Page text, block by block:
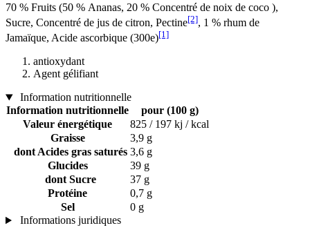
70 % Fruits (50 % Ananas, 20 % Concentré de noix de coco ),
Sucre, Concentré de jus de citron, Pectine[2], 1 % rhum de
Jamaïque, Acide ascorbique (300e)[1]
antioxydant
Agent gélifiant
Information nutritionnelle
Information nutritionnelle
pour (100 g)
Valeur énergétique
825 / 197 kj / kcal
Graisse
3,9 g
dont Acides gras saturés 3,6 g
Glucides
39 g
dont Sucre
37 g
Protéine
0,7 g
Sel
0 g
Informations juridiques